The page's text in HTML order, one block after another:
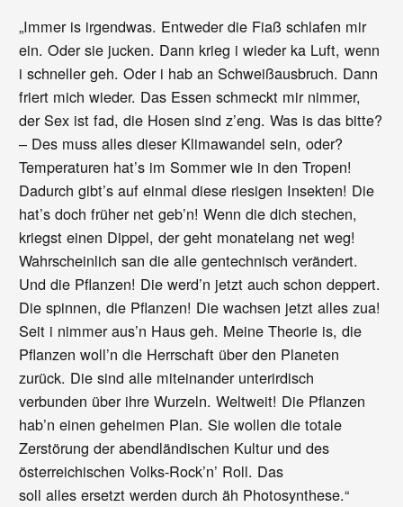
„Immer is irgendwas. Entweder die Fiaß schlafen mir
ein. Oder sie jucken. Dann krieg i wieder ka Luft, wenn
i schneller geh. Oder i hab an Schweißausbruch. Dann
friert mich wieder. Das Essen schmeckt mir nimmer,
der Sex ist fad, die Hosen sind z’eng. Was is das bitte?
– Des muss alles dieser Klimawandel sein, oder?
Temperaturen hat’s im Sommer wie in den Tropen!
Dadurch gibt’s auf einmal diese riesigen Insekten! Die
hat’s doch früher net geb’n! Wenn die dich stechen,
kriegst einen Dippel, der geht monatelang net weg!
Wahrscheinlich san die alle gentechnisch verändert.
Und die Pflanzen! Die werd’n jetzt auch schon deppert.
Die spinnen, die Pflanzen! Die wachsen jetzt alles zua!
Seit i nimmer aus’n Haus geh. Meine Theorie is, die
Pflanzen woll’n die Herrschaft über den Planeten
zurück. Die sind alle miteinander unterirdisch
verbunden über ihre Wurzeln. Weltweit! Die Pflanzen
hab’n einen geheimen Plan. Sie wollen die totale
Zerstörung der abendländischen Kultur und des
österreichischen Volks-Rock’n’ Roll. Das
soll alles ersetzt werden durch äh Photosynthese.“